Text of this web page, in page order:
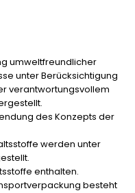
umweltfreundlicher
unter Berücksichtigung
verantwortungsvollem
des Konzepts der
werden unter
enthalten.
besteht